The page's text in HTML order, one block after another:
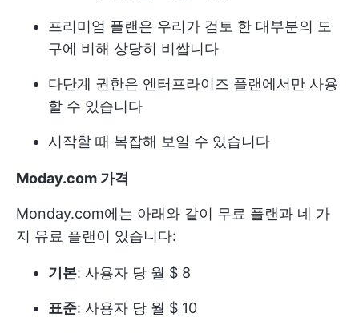
프리미엄 플랜은 우리가 검토 한 대부분의 도
구에 비해 상당히 비쌉니다
다단계 권한은 엔터프라이즈 플랜에서만 사용
할 수 있습니다
시작할 때 복잡해 보일 수 있습니다
Moday.com 가격
Monday.com에는 아래와 같이 무료 플랜과 네 가
지 유료 플랜이 있습니다:
기본: 사용자 당 월 $ 8
표준: 사용자 당 월 $ 10